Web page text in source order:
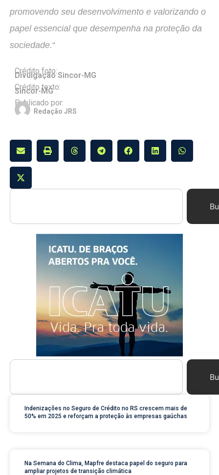
promovendo seu desenvolvimento e valorizando o
papel essencial que desempenha na proteção da
sociedade.“
Crédito foto:
Divulgação Sincor-MG
Crédito texto:
Sincor-MG
Publicado por:
Redação JRS
Indenizações no Seguro de Crédito no RS crescem mais de
50% em 2025 e reforçam a proteção às empresas gaúchas
Na Semana do Clima, Mapfre destaca papel do seguro para
ampliar projetos de transição climática